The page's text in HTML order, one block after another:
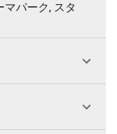
マパーク, スタ